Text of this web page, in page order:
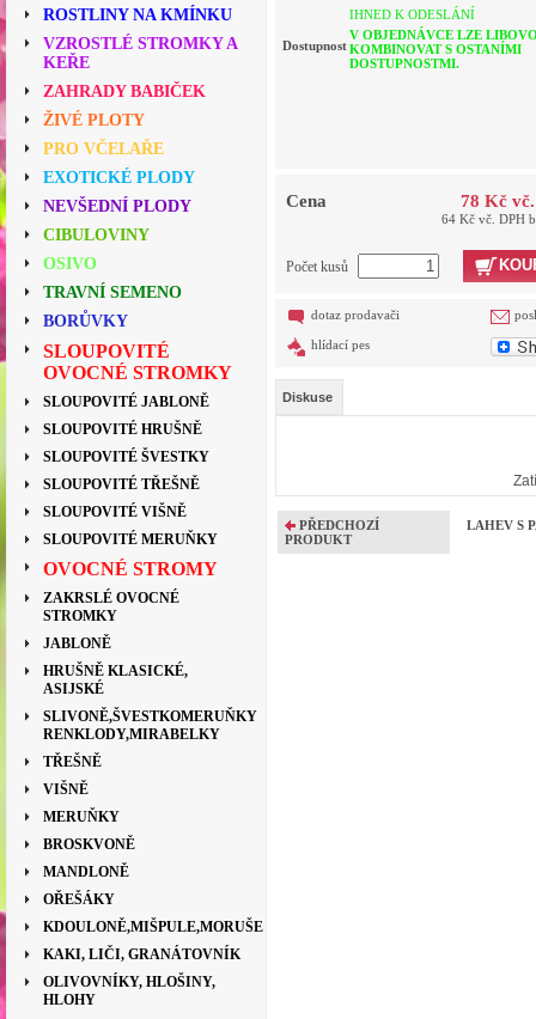
ROSTLINY NA KMÍNKU
VZROSTLÉ STROMKY A
KEŘE
ZAHRADY BABIČEK
ŽIVÉ PLOTY
PRO VČELAŘE
EXOTICKÉ PLODY
NEVŠEDNÍ PLODY
CIBULOVINY
OSIVO
TRAVNÍ SEMENO
BORŮVKY
SLOUPOVITÉ
OVOCNÉ STROMKY
SLOUPOVITÉ JABLONĚ
SLOUPOVITÉ HRUŠNĚ
SLOUPOVITÉ ŠVESTKY
SLOUPOVITÉ TŘEŠNĚ
SLOUPOVITÉ VIŠNĚ
SLOUPOVITÉ MERUŇKY
OVOCNÉ STROMY
ZAKRSLÉ OVOCNÉ
STROMKY
JABLONĚ
HRUŠNĚ KLASICKÉ,
ASIJSKÉ
SLIVONĚ,ŠVESTKOMERUŇKY
RENKLODY,MIRABELKY
TŘEŠNĚ
VIŠNĚ
MERUŇKY
BROSKVONĚ
MANDLONĚ
OŘEŠÁKY
KDOULONĚ,MIŠPULE,MORUŠE
KAKI, LIČI, GRANÁTOVNÍK
OLIVOVNÍKY, HLOŠINY,
HLOHY
Dostupnost
IHNED K ODESLÁNÍ
V OBJEDNÁVCE LZE
KOMBINOVAT S OSTANÍMI
DOSTUPNOSTMI.
Cena 78 Kč
64 Kč vč. DPH
Počet kusů
dotaz prodavači
hlídací pes
Diskuse
PŘEDCHOZÍ
PRODUKT
LAHEV S